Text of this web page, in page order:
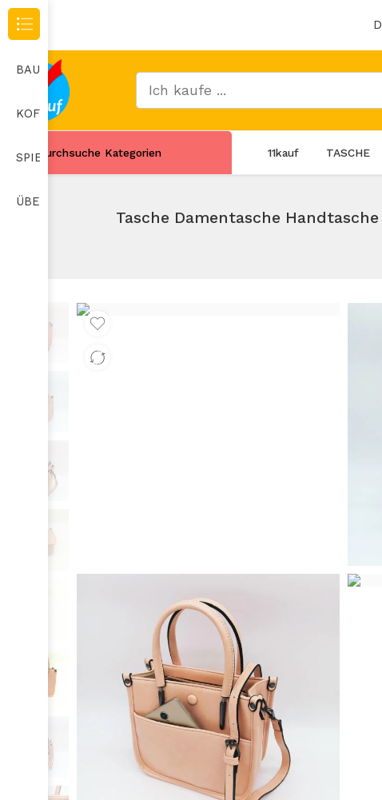
Durchsuche Kategorien 11kauf TASCHE
Tasche Damentasche
BAUMARKT
KOFFER
SPIELZEUG
ÜBERWACHUNGSKAMERA